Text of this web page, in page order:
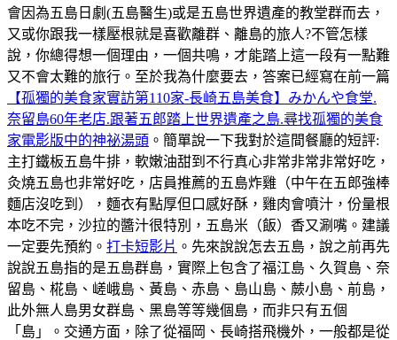
會因為五島日劇(五島醫生)或是五島世界遺產的教堂群而去，
又或你跟我一樣壓根就是喜歡離群、離島的旅人?不管怎樣
說，你總得想一個理由，一個共鳴，才能踏上這一段有一點難
又不會太難的旅行。至於我為什麼要去，答案已經寫在前一篇
【孤獨的美食家實訪第110家-長崎五島美食】みかんや食堂.
奈留島60年老店.跟著五郎踏上世界遺產之島.尋找孤獨的美食
家電影版中的神祕湯頭 。簡單說一下我對於這間餐廳的短評:
主打鐵板五島牛排，軟嫩油甜到不行真心非常非常非常好吃，
灸燒五島也非常好吃，店員推薦的五島炸雞（中午在五郎強棒
麵店沒吃到），麵衣有點厚但口感好酥，雞肉會噴汁，份量根
本吃不完，沙拉的醬汁很特別，五島米（飯）香又涮嘴。建議
一定要先預約。 打卡短影片 。先來說說怎去五島，說之前再先
說說五島指的是五島群島，實際上包含了福江島、久賀島、奈
留島、椛島、嵯峨島、黃島、赤島、島山島、蕨小島、前島，
此外無人島男女群島、黑島等等幾個島，而非只有五個
「島」。交通方面，除了從福岡、長崎搭飛機外，一般都是從